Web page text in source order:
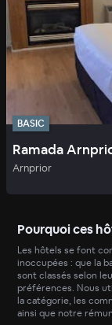
BASIC
Ramada
Arnprior
Pourquoi ces
Les hôtels se font
inoccupées : que la
sont classés selon
préférences. Nous
la catégorie, les
ainsi que notre